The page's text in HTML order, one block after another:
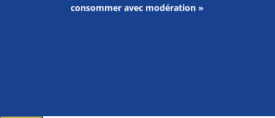
consommer avec modération »